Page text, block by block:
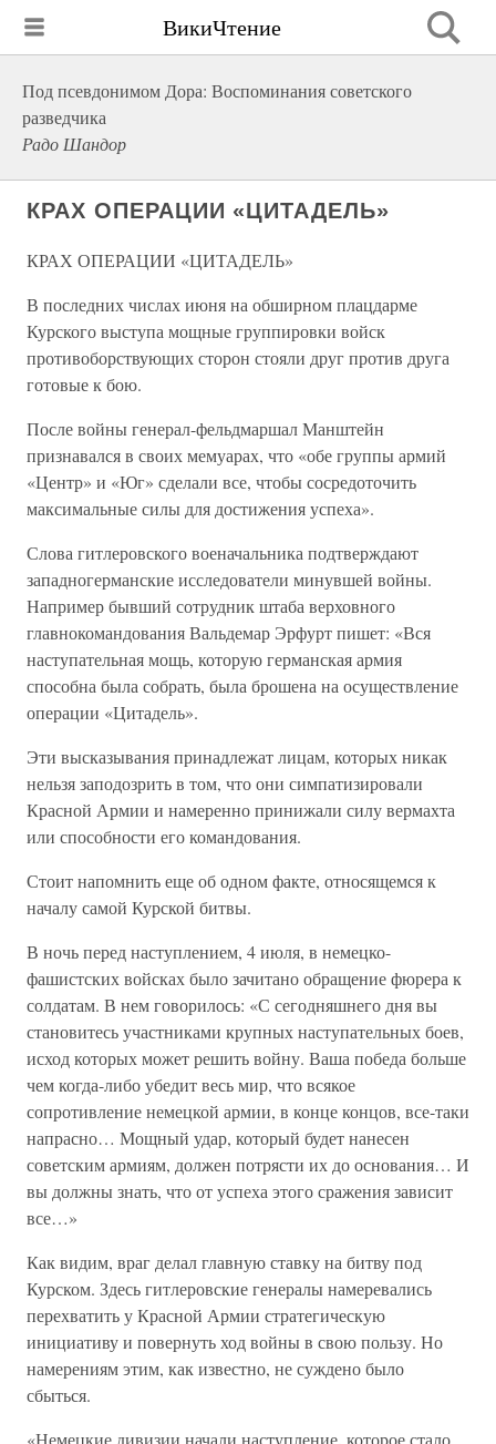
ВикиЧтение
Под псевдонимом Дора: Воспоминания советского
разведчика
Радо Шандор
КРАХ ОПЕРАЦИИ «ЦИТАДЕЛЬ»
КРАХ ОПЕРАЦИИ «ЦИТАДЕЛЬ»
В последних числах июня на обширном плацдарме
Курского выступа мощные группировки войск
противоборствующих сторон стояли друг против друга
готовые к бою.
После войны генерал-фельдмаршал Манштейн
признавался в своих мемуарах, что «обе группы армий
«Центр» и «Юг» сделали все, чтобы сосредоточить
максимальные силы для достижения успеха».
Слова гитлеровского военачальника подтверждают
западногерманские исследователи минувшей войны.
Например бывший сотрудник штаба верховного
главнокомандования Вальдемар Эрфурт пишет: «Вся
наступательная мощь, которую германская армия
способна была собрать, была брошена на осуществление
операции «Цитадель».
Эти высказывания принадлежат лицам, которых никак
нельзя заподозрить в том, что они симпатизировали
Красной Армии и намеренно принижали силу вермахта
или способности его командования.
Стоит напомнить еще об одном факте, относящемся к
началу самой Курской битвы.
В ночь перед наступлением, 4 июля, в немецко-
фашистских войсках было зачитано обращение фюрера к
солдатам. В нем говорилось: «С сегодняшнего дня вы
становитесь участниками крупных наступательных боев,
исход которых может решить войну. Ваша победа больше
чем когда-либо убедит весь мир, что всякое
сопротивление немецкой армии, в конце концов, все-таки
напрасно… Мощный удар, который будет нанесен
советским армиям, должен потрясти их до основания… И
вы должны знать, что от успеха этого сражения зависит
все…»
Как видим, враг делал главную ставку на битву под
Курском. Здесь гитлеровские генералы намеревались
перехватить у Красной Армии стратегическую
инициативу и повернуть ход войны в свою пользу. Но
намерениям этим, как известно, не суждено было
сбыться.
«Немецкие дивизии начали наступление, которое стало